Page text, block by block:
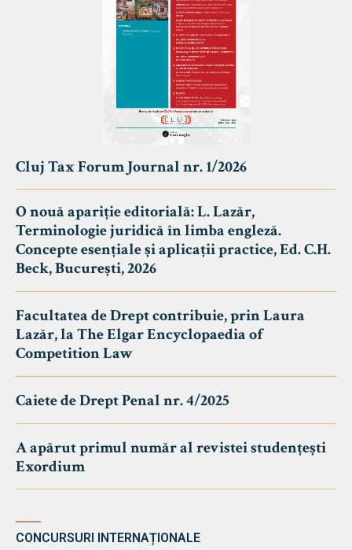
Cluj Tax Forum Journal nr. 1/2026
O nouă apariție editorială: L. Lazăr,
Terminologie juridică în limba engleză.
Concepte esențiale și aplicații practice, Ed. C.H.
Beck, București, 2026
Facultatea de Drept contribuie, prin Laura
Lazăr, la The Elgar Encyclopaedia of
Competition Law
Caiete de Drept Penal nr. 4/2025
A apărut primul număr al revistei studențești
Exordium
CONCURSURI INTERNAȚIONALE